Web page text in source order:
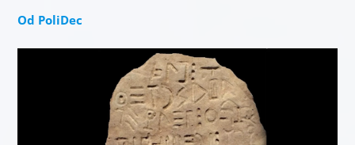
Od PoliDec